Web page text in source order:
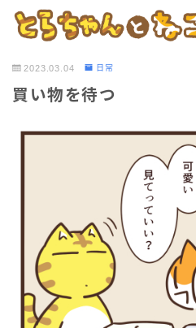
2023.03.04 日常
買い物を待つ